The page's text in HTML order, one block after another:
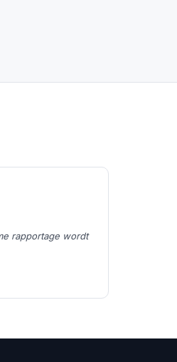
rapportage wordt